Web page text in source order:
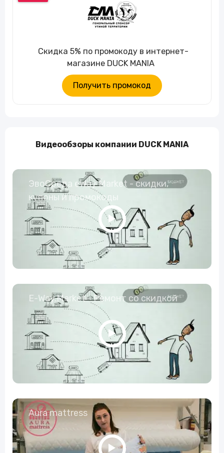
Скидка 5% по промокоду в интернет-
магазине DUCK MANIA
Получить промокод
Видеообзоры компании DUCK MANIA
ЭвоСреда eWay Market - скидки,
купоны и промокоды
E-Way.Market - Ремонт со скидкой
Aura mattress